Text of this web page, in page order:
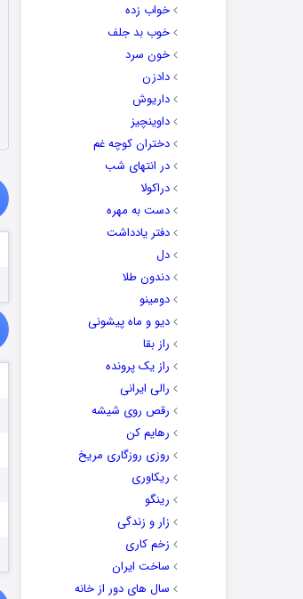
خواب زده
خوب بد جلف
خون سرد
دادزن
داریوش
داوینچیز
دختران کوچه غم
در انتهای شب
دراکولا
دست به مهره
دفتر یادداشت
دل
دندون طلا
دومینو
دیو و ماه پیشونی
راز بقا
راز یک پرونده
رالی ایرانی
رقص روی شیشه
رهایم کن
روزی روزگاری مریخ
ریکاوری
رینگو
زار و زندگی
زخم کاری
ساخت ایران
سال های دور از خانه